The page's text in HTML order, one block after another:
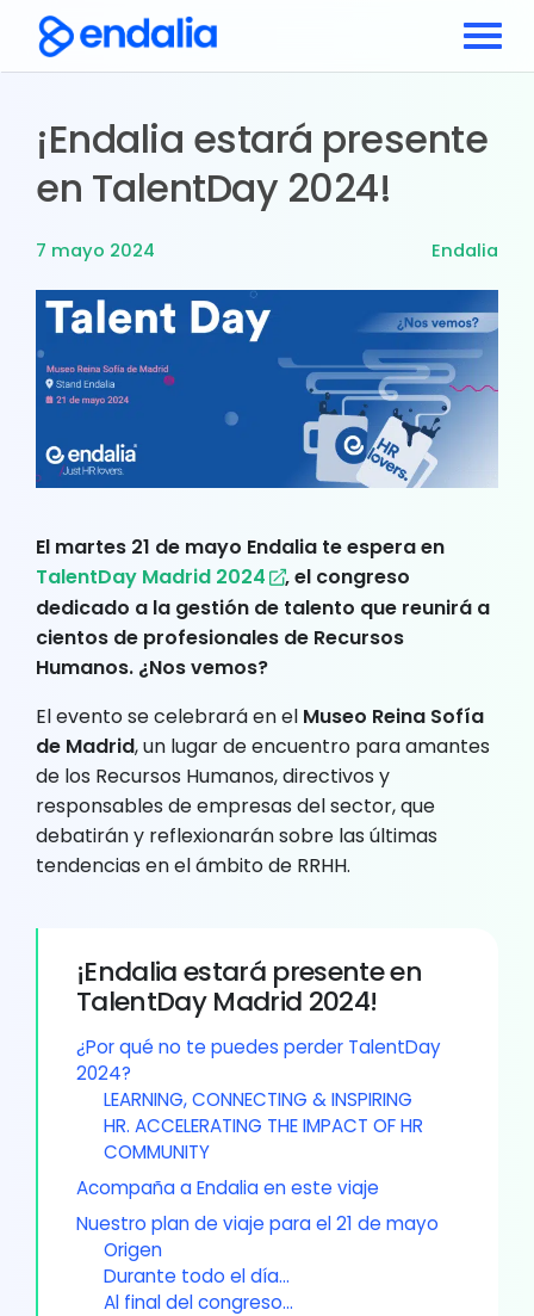
¡Endalia estará presente
en TalentDay 2024!
7 mayo 2024 Endalia
El martes 21 de mayo Endalia te espera en
TalentDay Madrid 2024
,el congreso
dedicado a la gestión de talento que reunirá a
cientos de profesionales de Recursos
Humanos. ¿Nos vemos?
El evento se celebrará en el Museo Reina Sofía
de Madrid, un lugar de encuentro para amantes
de los Recursos Humanos, directivos y
responsables de empresas del sector, que
debatirán y reflexionarán sobre las últimas
tendencias en el ámbito de RRHH.
¡Endalia estará presente en
TalentDay Madrid 2024!
¿Por qué no te puedes perder TalentDay
2024?
LEARNING, CONNECTING & INSPIRING
HR. ACCELERATING THE IMPACT OF HR
COMMUNITY
Acompaña a Endalia en este viaje
Nuestro plan de viaje para el 21 de mayo
Origen
Durante todo el día…
Al final del congreso…